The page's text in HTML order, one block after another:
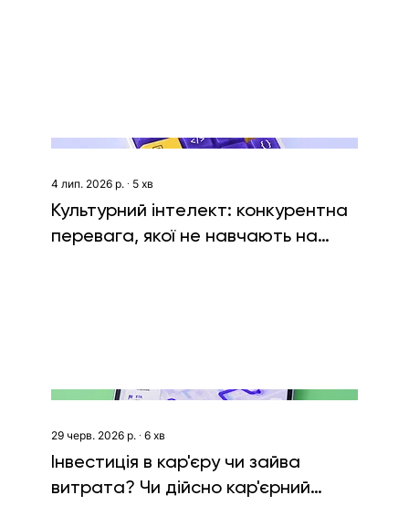
4 лип. 2026 р.∙ 5 хв
Культурний інтелект: конкурентна
перевага, якої не навчають на
29 черв. 2026 р. ∙ 6 хв
Інвестиція в кар'єру чи зайва
витрата? Чи дійсно кар'єрний